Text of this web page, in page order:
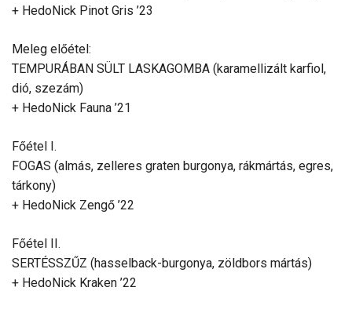
+ HedoNick Pinot Gris ’23
Meleg előétel:
TEMPURÁBAN SÜLT LASKAGOMBA (karamellizált karfiol,
dió, szezám)
+ HedoNick Fauna ’21
Főétel I.
FOGAS (almás, zelleres graten burgonya, rákmártás, egres,
tárkony)
+ HedoNick Zengő ’22
Főétel II.
SERTÉSSZŰZ (hasselback-burgonya, zöldbors mártás)
+ HedoNick Kraken ’22